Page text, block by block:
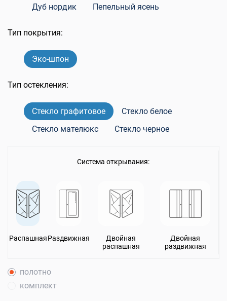
Дуб нордик
Пепельный ясень
Тип покрытия:
Эко-шпон
Тип остекления:
Стекло графитовое
Стекло белое
Стекло мателюкс
Стекло черное
Система открывания:
РаспашнаяРаздвижная
Двойная
распашная
Двойная
раздвижная
полотно
комплект